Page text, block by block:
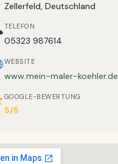
Zellerfeld, Deutschland
TELEFON
05323 987614
WEBSITE
www.mein-maler-koehler.de
GOOGLE-BEWERTUNG
5/5